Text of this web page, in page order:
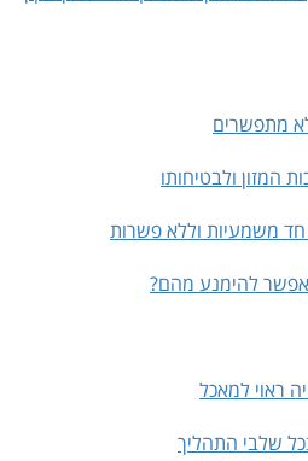
מתפשרים
המזון ולבטיחותו
משמעיות וללא פשרות
אפשר להימנע מהם?
ראוי למאכל
שלבי התהליך